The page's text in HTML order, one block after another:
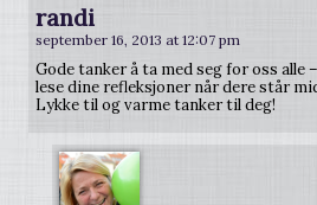
randi
september 16, 2013 at 12:07 pm
Gode tanker å ta med seg for oss alle
lese dine refleksjoner når dere står
Lykke til og varme tanker til deg!